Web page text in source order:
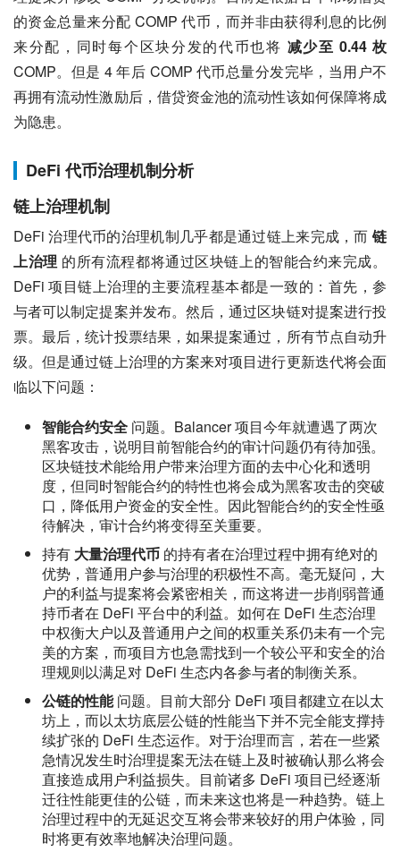
的资金总量来分配 COMP 代币，而并非由获得利息的比例
来分配，同时每个区块分发的代币也将 减少至 0.44 枚
COMP。但是 4 年后 COMP 代币总量分发完毕，当用户不
再拥有流动性激励后，借贷资金池的流动性该如何保障将成
为隐患。
DeFi 代币治理机制分析
链上治理机制
DeFi 治理代币的治理机制几乎都是通过链上来完成，而 链
上治理 的所有流程都将通过区块链上的智能合约来完成。
DeFi 项目链上治理的主要流程基本都是一致的：首先，参
与者可以制定提案并发布。然后，通过区块链对提案进行投
票。最后，统计投票结果，如果提案通过，所有节点自动升
级。但是通过链上治理的方案来对项目进行更新迭代将会面
临以下问题：
智能合约安全 问题。Balancer 项目今年就遭遇了两次
黑客攻击，说明目前智能合约的审计问题仍有待加强。
区块链技术能给用户带来治理方面的去中心化和透明
度，但同时智能合约的特性也将会成为黑客攻击的突破
口，降低用户资金的安全性。因此智能合约的安全性亟
待解决，审计合约将变得至关重要。
持有 大量治理代币 的持有者在治理过程中拥有绝对的
优势，普通用户参与治理的积极性不高。毫无疑问，大
户的利益与提案将会紧密相关，而这将进一步削弱普通
持币者在 DeFi 平台中的利益。如何在 DeFi 生态治理
中权衡大户以及普通用户之间的权重关系仍未有一个完
美的方案，而项目方也急需找到一个较公平和安全的治
理规则以满足对 DeFi 生态内各参与者的制衡关系。
公链的性能问题。目前大部分 DeFi 项目都建立在以太
坊上，而以太坊底层公链的性能当下并不完全能支撑持
续扩张的 DeFi 生态运作。对于治理而言，若在一些紧
急情况发生时治理提案无法在链上及时被确认那么将会
直接造成用户利益损失。目前诸多 DeFi 项目已经逐渐
迁往性能更佳的公链，而未来这也将是一种趋势。链上
治理过程中的无延迟交互将会带来较好的用户体验，同
时将更有效率地解决治理问题。